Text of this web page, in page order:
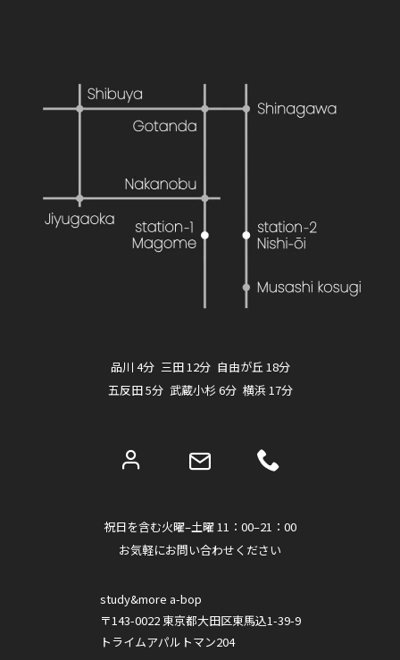
品川 4分 三田 12分 自由が丘 18分
五反田 5分 武蔵小杉 6分 横浜 17分
祝日を含む火曜–土曜 11：00–21：00
お気軽にお問い合わせください
study&more a-bop
〒143-0022 東京都大田区東馬込1-39-9
トライムアパルトマン204